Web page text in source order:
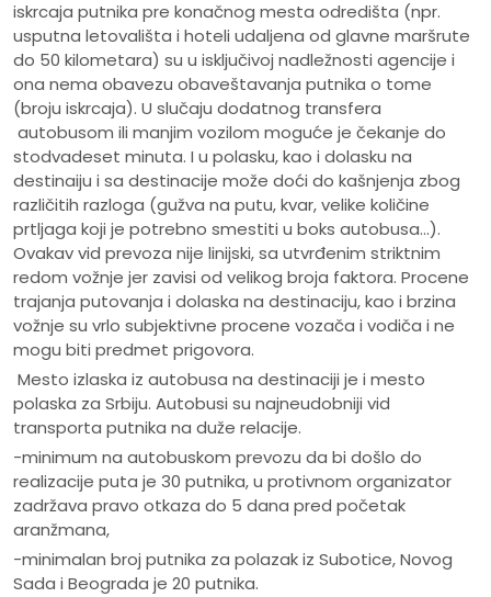
iskrcaja putnika pre konačnog mesta odredišta (npr.
usputna letovališta i hoteli udaljena od glavne maršrute
do 50 kilometara) su u isključivoj nadležnosti agencije i
ona nema obavezu obaveštavanja putnika o tome
(broju iskrcaja). U slučaju dodatnog transfera
autobusom ili manjim vozilom moguće je čekanje do
stodvadeset minuta. I u polasku, kao i dolasku na
destinaiju i sa destinacije može doći do kašnjenja zbog
različitih razloga (gužva na putu, kvar, velike količine
prtljaga koji je potrebno smestiti u boks autobusa...).
Ovakav vid prevoza nije linijski, sa utvrđenim striktnim
redom vožnje jer zavisi od velikog broja faktora. Procene
trajanja putovanja i dolaska na destinaciju, kao i brzina
vožnje su vrlo subjektivne procene vozača i vodiča i ne
mogu biti predmet prigovora.
Mesto izlaska iz autobusa na destinaciji je i mesto
polaska za Srbiju. Autobusi su najneudobniji vid
transporta putnika na duže relacije.
-minimum na autobuskom prevozu da bi došlo do
realizacije puta je 30 putnika, u protivnom organizator
zadržava pravo otkaza do 5 dana pred početak
aranžmana,
-minimalan broj putnika za polazak iz Subotice, Novog
Sada i Beograda je 20 putnika.